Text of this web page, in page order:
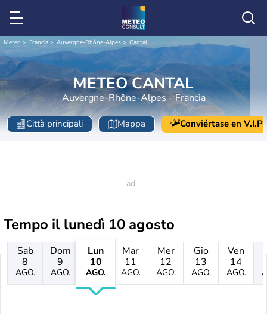
Meteo Francia Auvergne-Rhône-Alpes Cantal
METEO CANTAL
Auvergne-Rhône-Alpes - Francia
Città principali Mappa Conviértase en V.I.P
Tempo il lunedì 10 agosto
Sab
8
AGO.
Dom
9
AGO.
Lun
10
AGO.
Mar
11
AGO.
Mer
12
AGO.
Gio
13
AGO.
Ven
14
AGO.